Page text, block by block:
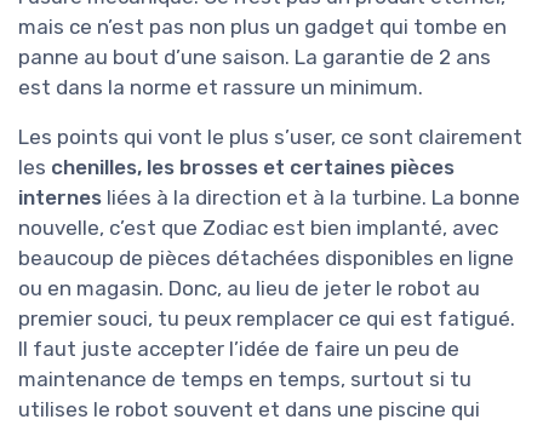
mais ce n’est pas non plus un gadget qui tombe en
panne au bout d’une saison. La garantie de 2 ans
est dans la norme et rassure un minimum.
Les points qui vont le plus s’user, ce sont clairement
les chenilles, les brosses et certaines pièces
internes liées à la direction et à la turbine. La bonne
nouvelle, c’est que Zodiac est bien implanté, avec
beaucoup de pièces détachées disponibles en ligne
ou en magasin. Donc, au lieu de jeter le robot au
premier souci, tu peux remplacer ce qui est fatigué.
Il faut juste accepter l’idée de faire un peu de
maintenance de temps en temps, surtout si tu
utilises le robot souvent et dans une piscine qui